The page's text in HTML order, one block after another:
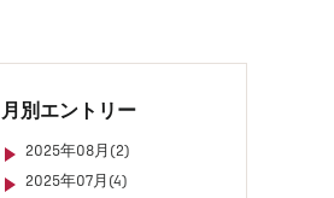
月別エントリー
2025年08月(2)
2025年07月(4)